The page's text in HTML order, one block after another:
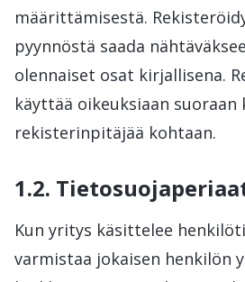
määrittämisestä.
pyynnöstä saada
olennaiset osat kirjallisena.
käyttää oikeuksiaan suoraan
rekisterinpitäjää kohtaan.
1.2.
Kun yritys käsittelee
varmistaa jokaisen henkilön